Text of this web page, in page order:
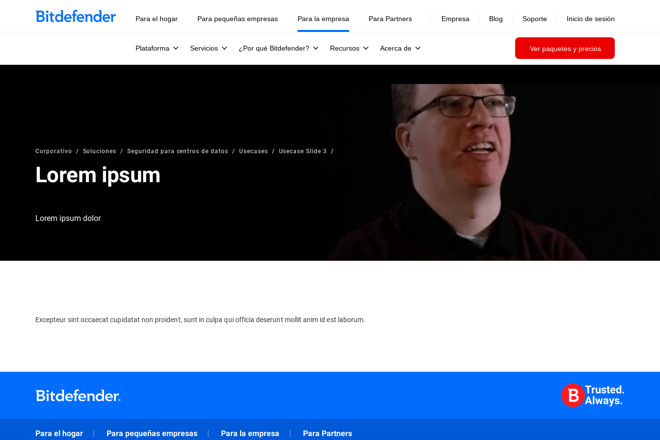
Para el hogar Para pequeñas empresas Para la empresa
Plataforma Servicios ¿Por qué Bitdefender? Recursos Acerca de Ver paquetes y precios
Para Partners Empresa Blog Soporte Inicio de sesión
Corporativo Soluciones Seguridad para centros de datos Usecases Usecase Slide 3
Lorem ipsum
Lorem ipsum dolor
Excepteur sint occaecat cupidatat non proident, sunt in culpa qui officia deserunt mollit anim id est laborum.
Trusted.
Always.
Para el hogar Para pequeñas empresas Para la empresa Para Partners